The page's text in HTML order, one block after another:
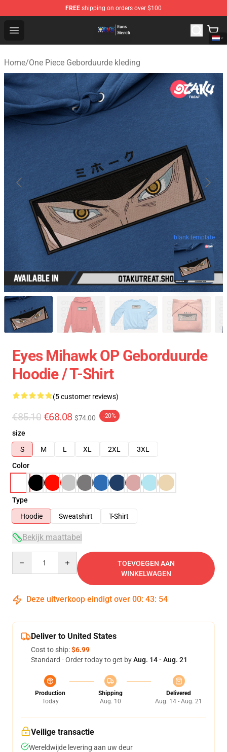
FREE shipping on orders over $100
Open menu
One Piece Store - Official One Piece Merchandise Shop
Home/One Piece Geborduurde kleding
blank template
Eyes Mihawk OP Geborduurde
Hoodie / T-Shirt
(5 customer reviews)
€85.10 €68.08 $74.00 -20%
size
S
M L XL 2XL
3XL
Color
Type
Hoodie
Sweatshirt T-Shirt
Bekijk maattabel
TOEVOEGEN AAN
WINKELWAGEN
Deze uitverkoop eindigt over 00: 43: 54
Deliver to United States
Cost to ship:$6.99
Standard - Order today to get byAug. 14 - Aug. 21
Production
Today
Shipping
Aug. 10
Delivered
Aug. 14 - Aug. 21
Veilige transactie
Wereldwijde levering aan uw deur